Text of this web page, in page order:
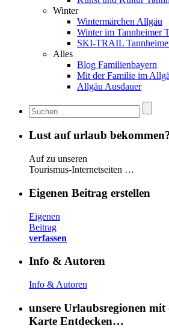
Winter
Wintermärchen Allgäu
Winter im Tannheimer
SKI-TRAIL
Alles
Blog Familienbayern
Mit der Familie im
Allgäu Ausdauer
Lust auf urlaub
Auf zu unseren
Tourismus-Internetseiten …
Eigenen Beitrag erstellen
Eigenen
Beitrag
verfassen
Info & Autoren
Info & Autoren
unsere Urlaubsregionen
Karte Entdecken…